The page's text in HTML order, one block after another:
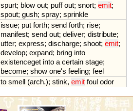
spurt; blow out; puff out; snort; emit;
spout; gush; spray; sprinkle
issue; put forth; send forth; rise;
manifest; send out; deliver; distribute;
utter; express; discharge; shoot; emit;
develop; expand; bring into
existenceget into a certain stage;
become; show one's feeling; feel
to smell (arch.); stink, emit foul odor